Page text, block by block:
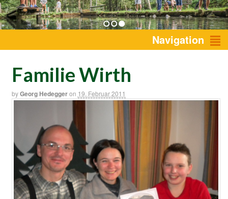
1 2 3 Navigation
Familie Wirth
byGeorg Hedeggeron 19. Februar 2011